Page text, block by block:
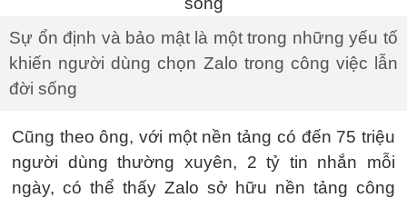
Sự ổn định và bảo mật là một trong những yếu tố
khiến người dùng chọn Zalo trong công việc lẫn
đời sống
Cũng theo ông, với một nền tảng có đến 75 triệu
người dùng thường xuyên, 2 tỷ tin nhắn mỗi
ngày, có thể thấy Zalo sở hữu nền tảng công